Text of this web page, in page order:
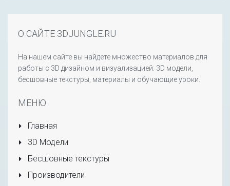
О САЙТЕ 3DJUNGLE.RU
На нашем сайте вы найдете множество материалов для
работы с 3D дизайном и визуализацией: 3D модели,
бесшовные текстуры, материалы и обучающие уроки.
МЕНЮ
Главная
3D Модели
Бесшовные текстуры
Производители